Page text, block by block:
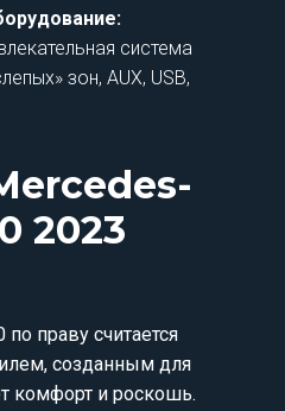
праву считается
созданным для
комфорт и роскошь.
2023
система
зон, AUX, USB,